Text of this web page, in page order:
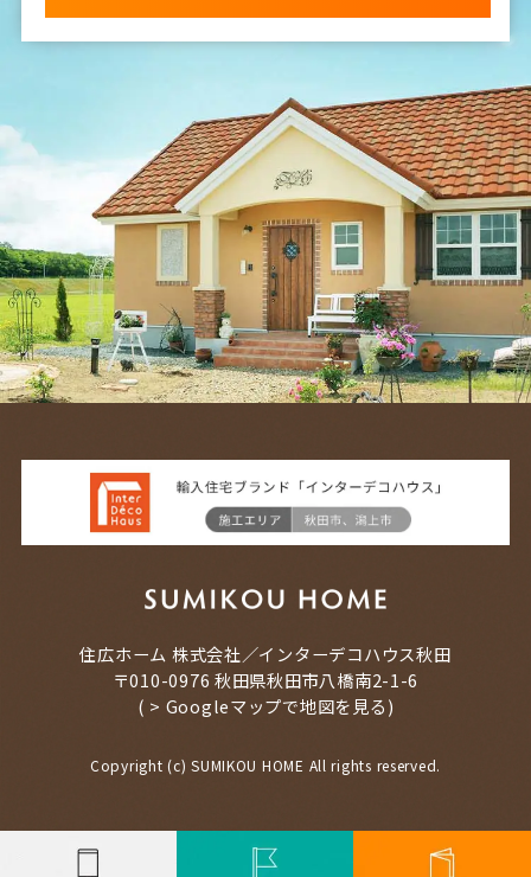
住広ホーム 株式会社／インターデコハウス秋田
〒010-0976 秋田県秋田市八橋南2-1-6
( > Googleマップで地図を見る)
Copyright (c) SUMIKOU HOME All rights reserved.